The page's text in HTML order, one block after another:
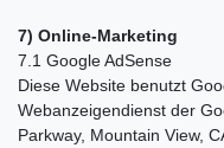
7) Online-Marketing
7.1 Google AdSense
Diese Website benutzt
Webanzeigendienst der
Parkway, Mountain View,